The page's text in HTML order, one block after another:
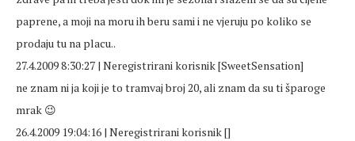
paprene, a moji na moru ih beru sami i ne vjeruju po koliko se
prodaju tu na placu..
27.4.2009 8:30:27 | Neregistrirani korisnik [SweetSensation]
ne znam ni ja koji je to tramvaj broj 20, ali znam da su ti šparoge
mrak 😉
26.4.2009 19:04:16 | Neregistrirani korisnik []